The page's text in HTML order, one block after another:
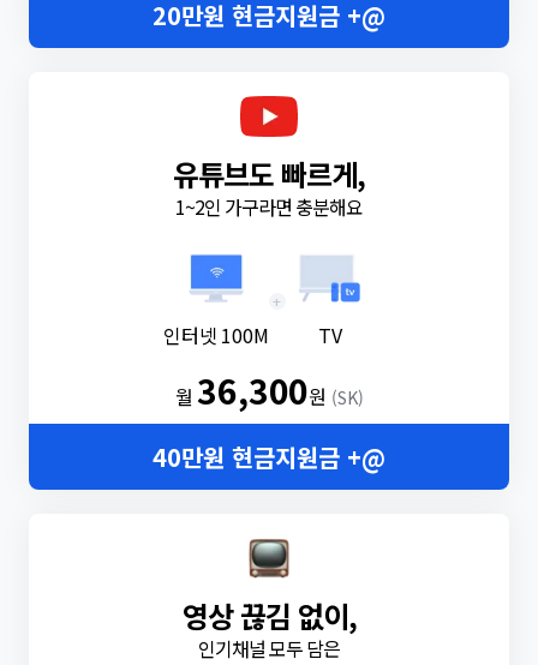
20만원 현금지원금 +@
유튜브도 빠르게,
1~2인 가구라면 충분해요
인터넷 100M
+
TV
월36,300원 (SK)
40만원 현금지원금 +@
영상 끊김 없이,
인기채널 모두 담은